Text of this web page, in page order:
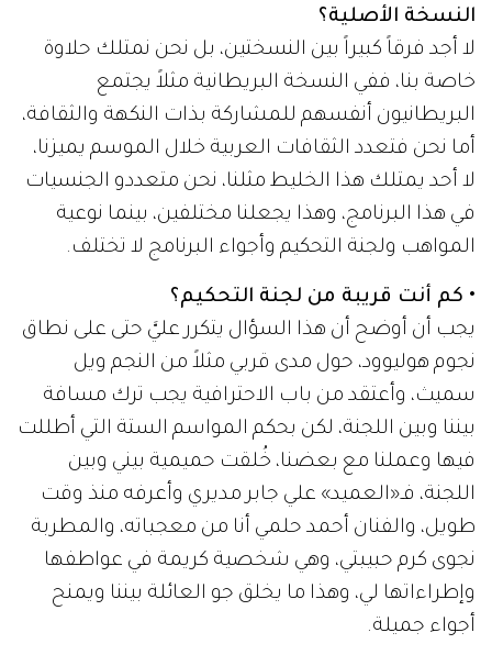
النسخة الأصلية؟
لا أجد فرقاً كبيراً بين النسختين، بل نحن نمتلك حلاوة
خاصة بنا، ففي النسخة البريطانية مثلاً يجتمع
البريطانيون أنفسهم للمشاركة بذات النكهة والثقافة،
أما نحن فتعدد الثقافات العربية خلال الموسم يميزنا،
لا أحد يمتلك هذا الخليط مثلنا، نحن متعددو الجنسيات
في هذا البرنامج، وهذا يجعلنا مختلفين، بينما نوعية
المواهب ولجنة التحكيم وأجواء البرنامج لا تختلف.
• كم أنت قريبة من لجنة التحكيم؟
يجب أن أوضح أن هذا السؤال يتكرر عليَّ حتى على نطاق
نجوم هوليوود، حول مدى قربي مثلاً من النجم ويل
سميث، وأعتقد من باب الاحترافية يجب ترك مسافة
بيننا وبين اللجنة، لكن بحكم المواسم الستة التي أطللت
فيها وعملنا مع بعضنا، خُلقت حميمية بيني وبين
اللجنة، فـ«العميد» علي جابر مديري وأعرفه منذ وقت
طويل، والفنان أحمد حلمي أنا من معجباته، والمطربة
نجوى كرم حبيبتي، وهي شخصية كريمة في عواطفها
وإطراءاتها لي، وهذا ما يخلق جو العائلة بيننا ويمنح
أجواء جميلة.